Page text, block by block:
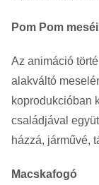
Pom Pom meséi
Az animáció
alakváltó
koprodukcióban
családjával
házzá, járművé,
Macskafogó